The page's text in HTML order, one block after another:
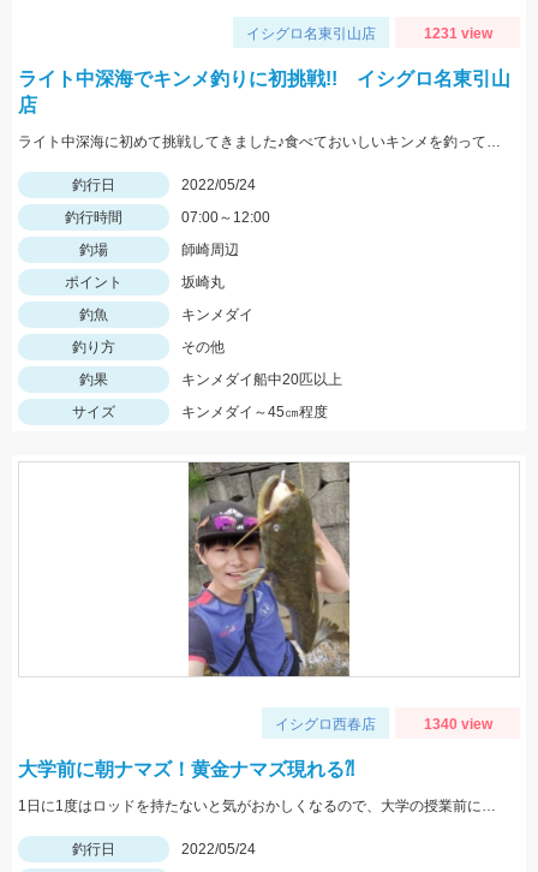
イシグロ名東引山店 1231 view
ライト中深海でキンメ釣りに初挑戦!! イシグロ名東引山
店
ライト中深海に初めて挑戦してきました♪食べておいしいキンメを釣ってみてはいかがでしょうか？ 水深300～400ｍで仕掛けは5～8本針のライト中深海用胴突き仕掛けに250号のオモリを使用しました
釣行日
2022/05/24
釣行時間
07:00～12:00
釣場
師崎周辺
ポイント
坂崎丸
釣魚
キンメダイ
釣り方
その他
釣果
キンメダイ船中20匹以上
サイズ
キンメダイ～45㎝程度
イシグロ西春店 1340 view
大学前に朝ナマズ！黄金ナマズ現れる⁈
1日に1度はロッドを持たないと気がおかしくなるので、大学の授業前にナマズと遊んできました。
釣行日
2022/05/24